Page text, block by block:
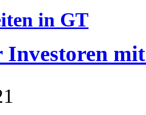
in GT
Investoren